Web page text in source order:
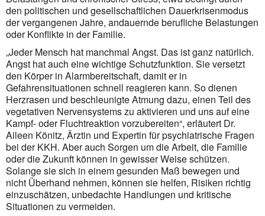
den politischen und gesellschaftlichen Dauerkrisenmodus
der vergangenen Jahre, andauernde berufliche Belastungen
oder Konflikte in der Familie.
„Jeder Mensch hat manchmal Angst. Das ist ganz natürlich.
Angst hat auch eine wichtige Schutzfunktion. Sie versetzt
den Körper in Alarmbereitschaft, damit er in
Gefahrensituationen schnell reagieren kann. So dienen
Herzrasen und beschleunigte Atmung dazu, einen Teil des
vegetativen Nervensystems zu aktivieren und uns auf eine
Kampf- oder Fluchtreaktion vorzubereiten“, erläutert Dr.
Aileen Könitz, Ärztin und Expertin für psychiatrische Fragen
bei der KKH. Aber auch Sorgen um die Arbeit, die Familie
oder die Zukunft können in gewisser Weise schützen.
Solange sie sich in einem gesunden Maß bewegen und
nicht Überhand nehmen, können sie helfen, Risiken richtig
einzuschätzen, unbedachte Handlungen und kritische
Situationen zu vermeiden.